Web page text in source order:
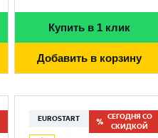
Купить в 1 клик
Добавить в корзину
EUROSTART
СЕГОДНЯ СО
СКИДКОЙ